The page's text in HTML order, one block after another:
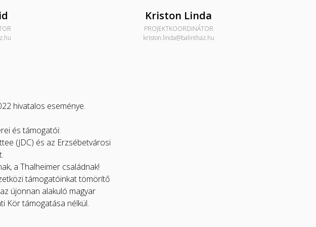
Kriston Linda
PROJEKTKOORDINÁTOR
kriston.linda@balinthaz.hu
hivatalos eseménye.
és támogatói:
(JDC) és az Erzsébetvárosi
a Thalheimer családnak!
támogatóinkat tömörítő
újonnan alakuló magyar
Kör támogatása nélkül.